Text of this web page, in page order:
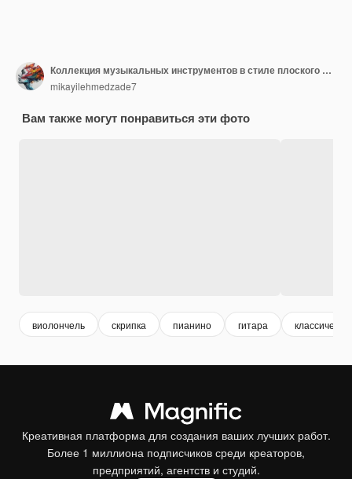
Коллекция музыкальных инструментов в стиле плоского мультфильма
mikayilehmedzade7
Вам также могут понравиться эти фото
виолончель скрипка пианино гитара
Креативная платформа для создания ваших лучших работ.
Более 1 миллиона подписчиков среди креаторов,
предприятий, агентств и студий.